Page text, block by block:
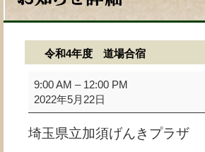
令和4年度 道場合宿
令
和
度
9:00 AM – 12:00 PM
2022年5月22日
埼玉県立加須げんきプラザ